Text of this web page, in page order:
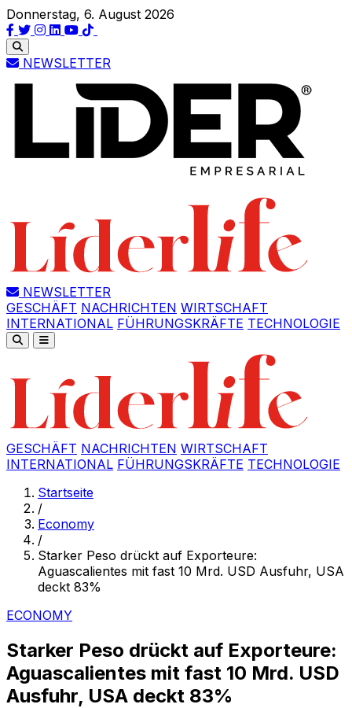
Donnerstag, 6. August 2026
NEWSLETTER
NEWSLETTER
GESCHÄFT NACHRICHTEN WIRTSCHAFT
INTERNATIONAL FÜHRUNGSKRÄFTE TECHNOLOGIE
GESCHÄFT NACHRICHTEN WIRTSCHAFT
INTERNATIONAL FÜHRUNGSKRÄFTE TECHNOLOGIE
Startseite
/
Economy
/
Starker Peso drückt auf Exporteure:
Aguascalientes mit fast 10 Mrd. USD Ausfuhr, USA
deckt 83%
ECONOMY
Starker Peso drückt auf Exporteure:
Aguascalientes mit fast 10 Mrd. USD
Ausfuhr, USA deckt 83%